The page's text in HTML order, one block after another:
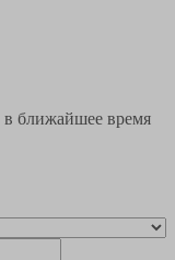
ближайшее время